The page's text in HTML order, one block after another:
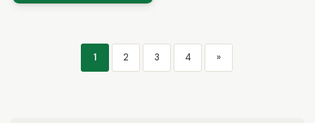
1 2 3 4 »